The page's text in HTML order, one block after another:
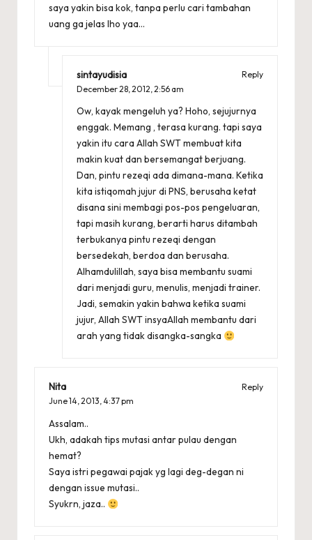
saya yakin bisa kok, tanpa perlu cari tambahan
uang ga jelas lho yaa…
sintayudisia
Reply
December 28, 2012, 2:56 am
Ow, kayak mengeluh ya? Hoho, sejujurnya
enggak. Memang , terasa kurang. tapi saya
yakin itu cara Allah SWT membuat kita
makin kuat dan bersemangat berjuang.
Dan, pintu rezeqi ada dimana-mana. Ketika
kita istiqomah jujur di PNS, berusaha ketat
disana sini membagi pos-pos pengeluaran,
tapi masih kurang, berarti harus ditambah
terbukanya pintu rezeqi dengan
bersedekah, berdoa dan berusaha.
Alhamdulillah, saya bisa membantu suami
dari menjadi guru, menulis, menjadi trainer.
Jadi, semakin yakin bahwa ketika suami
jujur, Allah SWT insyaAllah membantu dari
arah yang tidak disangka-sangka
Nita
Reply
June 14, 2013,4:37 pm
Assalam..
Ukh, adakah tips mutasi antar pulau dengan
hemat?
Saya istri pegawai pajak yg lagi deg-degan ni
dengan issue mutasi..
Syukrn, jaza..